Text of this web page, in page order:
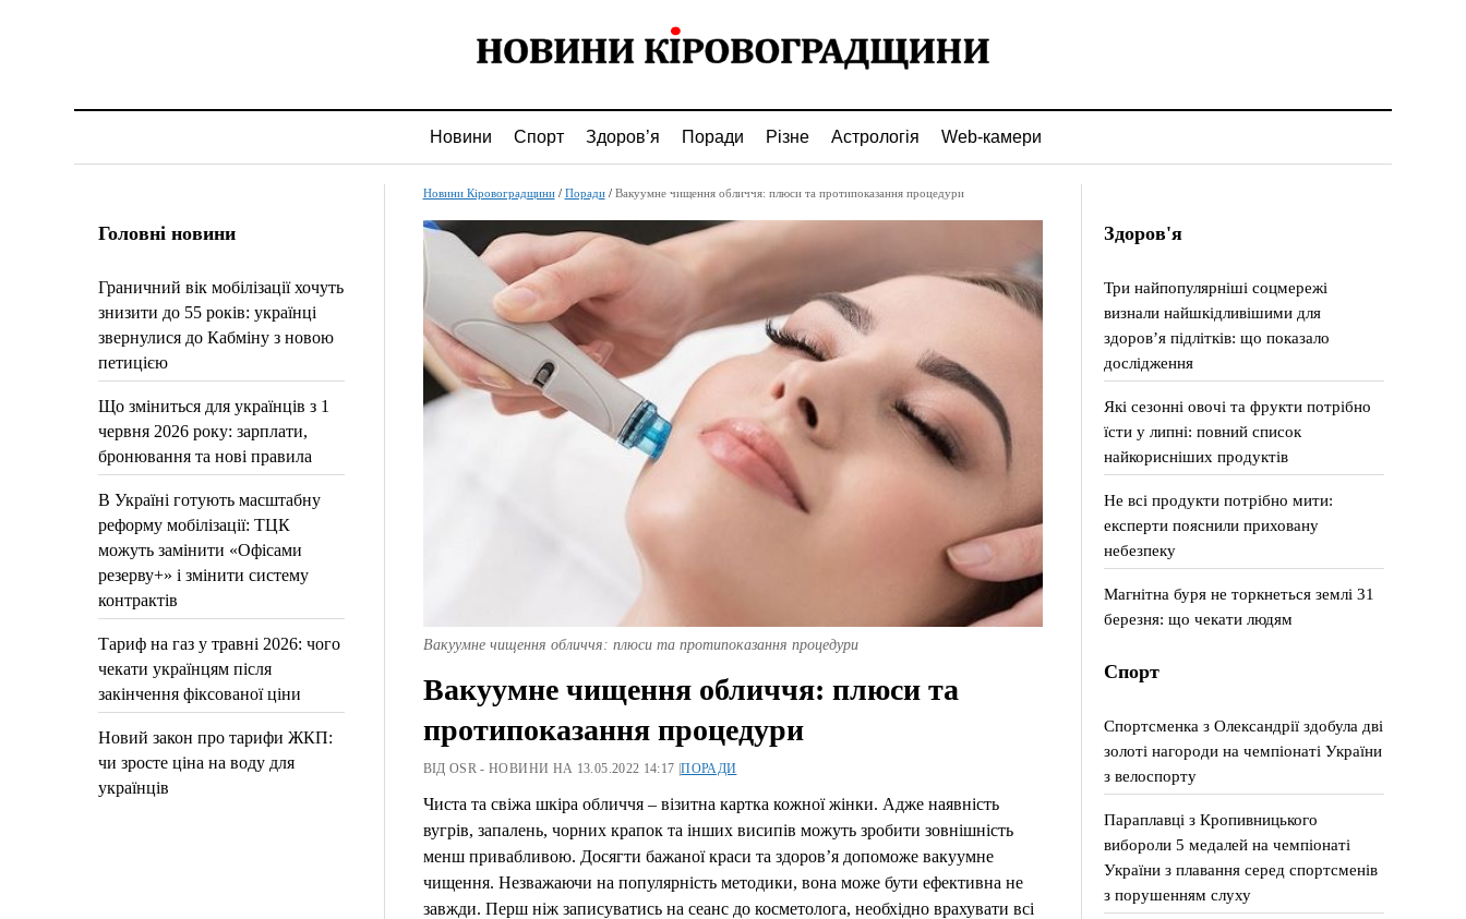
Новини Спорт Здоров’я Поради Різне Астрологія Web-камери
Головні новини
Граничний вік мобілізації хочуть
знизити до 55 років: українці
звернулися до Кабміну з новою
петицією
Що зміниться для українців з 1
червня 2026 року: зарплати,
бронювання та нові правила
В Україні готують масштабну
реформу мобілізації: ТЦК
можуть замінити «Офісами
резерву+» і змінити систему
контрактів
Тариф на газ у травні 2026: чого
чекати українцям після
закінчення фіксованої ціни
Новий закон про тарифи ЖКП:
чи зросте ціна на воду для
українців
Новини Кіровоградщини/ Поради/ Вакуумне чищення обличчя: плюси та протипоказання процедури
Вакуумне чищення обличчя: плюси та протипоказання процедури
Вакуумне чищення обличчя: плюси та
протипоказання процедури
ВІД OSR - НОВИНИ НА 13.05.2022 14:17 |ПОРАДИ
Чиста та свіжа шкіра обличчя – візитна картка кожної жінки. Адже наявність
вугрів, запалень, чорних крапок та інших висипів можуть зробити зовнішність
менш привабливою. Досягти бажаної краси та здоров’я допоможе вакуумне
чищення. Незважаючи на популярність методики, вона може бути ефективна не
завжди. Перш ніж записуватись на сеанс до косметолога, необхідно врахувати всі
Здоров'я
Три найпопулярніші соцмережі
визнали найшкідливішими для
здоров’я підлітків: що показало
дослідження
Які сезонні овочі та фрукти потрібно
їсти у липні: повний список
найкорисніших продуктів
Не всі продукти потрібно мити:
експерти пояснили приховану
небезпеку
Магнітна буря не торкнеться землі 31
березня: що чекати людям
Спорт
Спортсменка з Олександрії здобула дві
золоті нагороди на чемпіонаті України
з велоспорту
Параплавці з Кропивницького
вибороли 5 медалей на чемпіонаті
України з плавання серед спортсменів
з порушенням слуху